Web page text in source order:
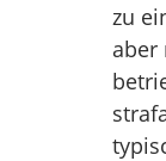
zu
aber